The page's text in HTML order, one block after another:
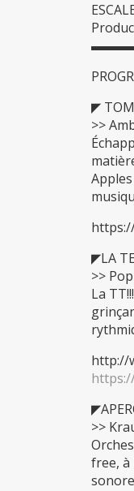
◤
>>
◤LA
>>
La
http://
>>
free,